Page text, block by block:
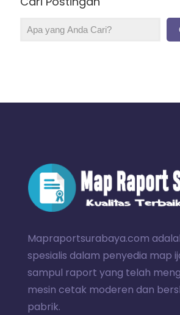
Mapraportsurabaya.com
spesialis dalam penyedia map
sampul raport yang telah
mesin cetak moderen dan
pabrik.